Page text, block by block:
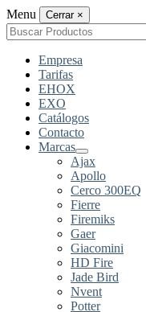
Menu Cerrar ×
Buscar
por:
Empresa
Tarifas
EHOX
EXO
Catálogos
Contacto
Marcas
Ajax
Apollo
Cerco 300EQ
Fierre
Firemiks
Gaer
Giacomini
HD Fire
Jade Bird
Nvent
Potter